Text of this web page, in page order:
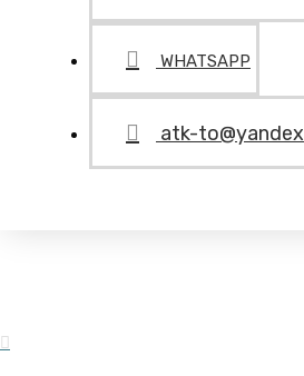
WHATSAPP
atk-